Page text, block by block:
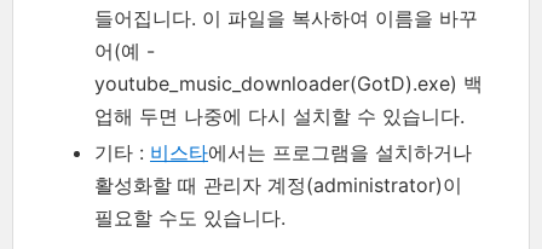
들어집니다. 이 파일을 복사하여 이름을 바꾸
어(예 -
youtube_music_downloader(GotD).exe) 백
업해 두면 나중에 다시 설치할 수 있습니다.
기타 : 비스타에서는 프로그램을 설치하거나
활성화할 때 관리자 계정(administrator)이
필요할 수도 있습니다.